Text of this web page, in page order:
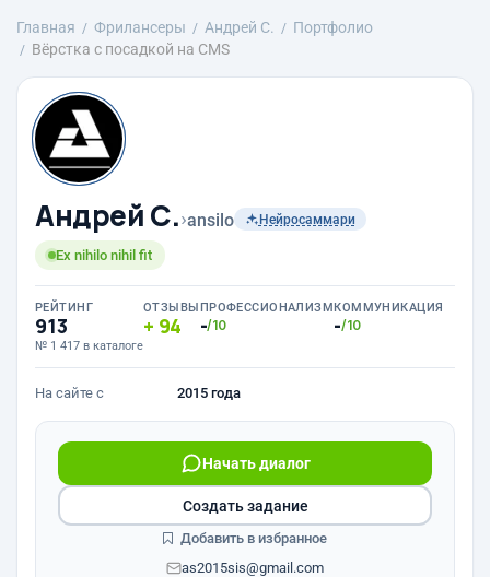
Главная Фрилансеры Андрей С.
Портфолио
Вёрстка с посадкой на CMS
Андрей С.›ansilo Нейросаммари
Ex nihilo nihil fit
РЕЙТИНГ
913
№ 1 417 в каталоге
ОТЗЫВЫ
94
ПРОФЕССИОНАЛИЗМ
-/10
КОММУНИКАЦИЯ
-/10
На сайте с 2015 года
Начать диалог
as2015sis@gmail.com
Создать задание
Добавить в избранное